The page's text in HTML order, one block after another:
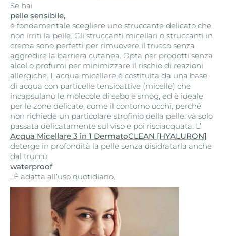
Se hai
pelle sensibile,
è fondamentale scegliere uno struccante delicato che
non irriti la pelle. Gli struccanti micellari o struccanti in
crema sono perfetti per rimuovere il trucco senza
aggredire la barriera cutanea. Opta per prodotti senza
alcol o profumi per minimizzare il rischio di reazioni
allergiche. L’acqua micellare è costituita da una base
di acqua con particelle tensioattive (micelle) che
incapsulano le molecole di sebo e smog, ed è ideale
per le zone delicate, come il contorno occhi, perché
non richiede un particolare strofinio della pelle, va solo
passata delicatamente sul viso e poi risciacquata. L’
Acqua Micellare 3 in 1 DermatoCLEAN [HYALURON]
deterge in profondità la pelle senza disidratarla anche
dal trucco
waterproof
. È adatta all’uso quotidiano.